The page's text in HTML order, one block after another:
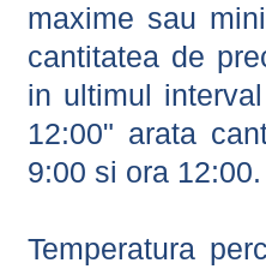
maxime sau
cantitatea de
in ultimul
12:00" arata
9:00 si ora 12:00.
Temperatura